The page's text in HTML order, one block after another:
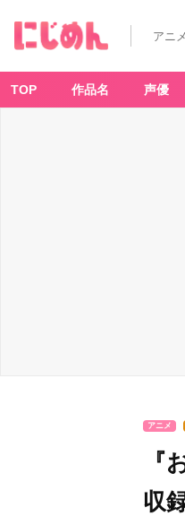
アニ
TOP 作品名 声優
アニメ
『
収